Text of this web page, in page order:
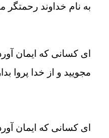
به نام خداوند رحمتگر
اى كسانى كه ايمان
مجوييد و از خدا پروا
اى كسانى كه ايمان